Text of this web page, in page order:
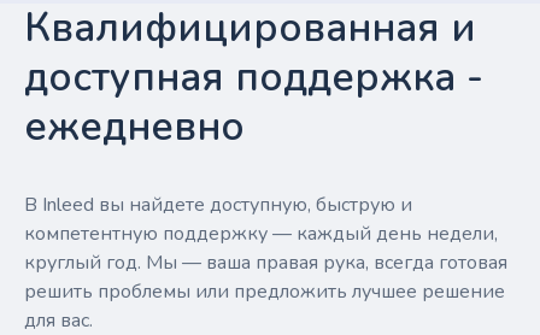
Квалифицированная и
доступная поддержка -
ежедневно
В Inleed вы найдете доступную, быструю и
компетентную поддержку — каждый день недели,
круглый год. Мы — ваша правая рука, всегда готовая
решить проблемы или предложить лучшее решение
для вас.